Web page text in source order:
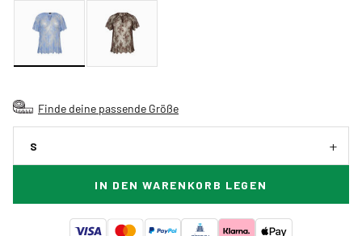
Finde deine passende Größe
S
IN DEN WARENKORB LEGEN